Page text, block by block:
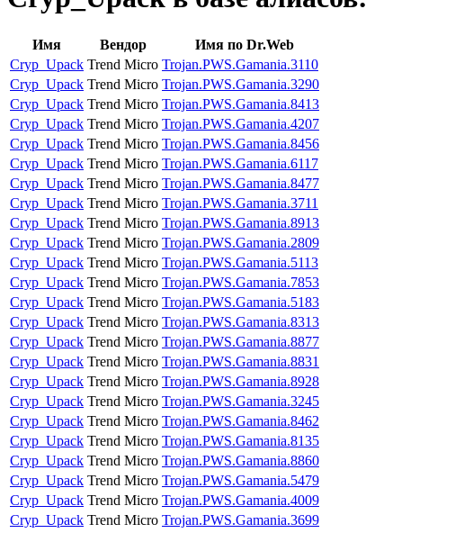
Имя Вендор
Имя по Dr.Web
Cryp_Upack Trend Micro Trojan.PWS.Gamania.3110
Cryp_Upack Trend Micro Trojan.PWS.Gamania.3290
Cryp_Upack Trend Micro Trojan.PWS.Gamania.8413
Cryp_Upack Trend Micro Trojan.PWS.Gamania.4207
Cryp_Upack Trend Micro Trojan.PWS.Gamania.8456
Cryp_Upack Trend Micro Trojan.PWS.Gamania.6117
Cryp_Upack Trend Micro Trojan.PWS.Gamania.8477
Cryp_Upack Trend Micro Trojan.PWS.Gamania.3711
Cryp_Upack Trend Micro Trojan.PWS.Gamania.8913
Cryp_Upack Trend Micro Trojan.PWS.Gamania.2809
Cryp_Upack Trend Micro Trojan.PWS.Gamania.5113
Cryp_Upack Trend Micro Trojan.PWS.Gamania.7853
Cryp_Upack Trend Micro Trojan.PWS.Gamania.5183
Cryp_Upack Trend Micro Trojan.PWS.Gamania.8313
Cryp_Upack Trend Micro Trojan.PWS.Gamania.8877
Cryp_Upack Trend Micro Trojan.PWS.Gamania.8831
Cryp_Upack Trend Micro Trojan.PWS.Gamania.8928
Cryp_Upack Trend Micro Trojan.PWS.Gamania.3245
Cryp_Upack Trend Micro Trojan.PWS.Gamania.8462
Cryp_Upack Trend Micro Trojan.PWS.Gamania.8135
Cryp_Upack Trend Micro Trojan.PWS.Gamania.8860
Cryp_Upack Trend Micro Trojan.PWS.Gamania.5479
Cryp_Upack Trend Micro Trojan.PWS.Gamania.4009
Cryp_Upack Trend Micro Trojan.PWS.Gamania.3699